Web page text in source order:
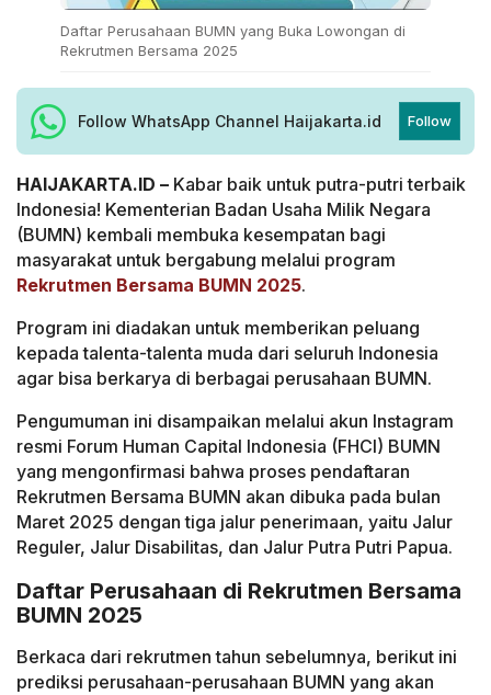
Daftar Perusahaan BUMN yang Buka Lowongan di
Rekrutmen Bersama 2025
Follow WhatsApp Channel Haijakarta.id Follow
HAIJAKARTA.ID – Kabar baik untuk putra-putri terbaik
Indonesia! Kementerian Badan Usaha Milik Negara
(BUMN) kembali membuka kesempatan bagi
masyarakat untuk bergabung melalui program
Rekrutmen Bersama BUMN 2025.
Program ini diadakan untuk memberikan peluang
kepada talenta-talenta muda dari seluruh Indonesia
agar bisa berkarya di berbagai perusahaan BUMN.
Pengumuman ini disampaikan melalui akun Instagram
resmi Forum Human Capital Indonesia (FHCI) BUMN
yang mengonfirmasi bahwa proses pendaftaran
Rekrutmen Bersama BUMN akan dibuka pada bulan
Maret 2025 dengan tiga jalur penerimaan, yaitu Jalur
Reguler, Jalur Disabilitas, dan Jalur Putra Putri Papua.
Daftar Perusahaan di Rekrutmen Bersama
BUMN 2025
Berkaca dari rekrutmen tahun sebelumnya, berikut ini
prediksi perusahaan-perusahaan BUMN yang akan